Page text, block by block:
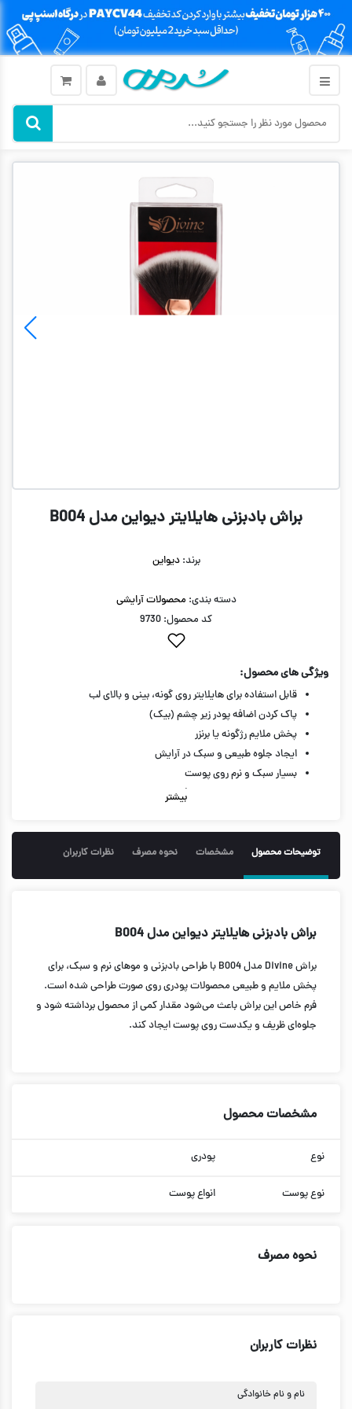
براش بادبزنی هایلایتر دیواین مدل B004
برند:دیواین
دسته بندی: محصولات آرایشی
کد محصول: 9730
ویژگی های محصول:
قابل استفاده برای هایلایتر روی گونه، بینی و بالای لب
پاک کردن اضافه پودر زیر چشم (بیک)
پخش ملایم رژگونه یا برنزر
ایجاد جلوه طبیعی و سبک در آرایش
بسیار سبک و نرم روی پوست
مناسب استفاده روزانه و حرفه‌ای
بیشتر
توضیحات محصول مشخصات نحوه مصرف نظرات کاربران
براش بادبزنی هایلایتر دیواین مدل B004
براش Divine مدل B004 با طراحی بادبزنی و موهای نرم و سبک، برای
پخش ملایم و طبیعی محصولات پودری روی صورت طراحی شده است.
فرم خاص این براش باعث می‌شود مقدار کمی از محصول برداشته شود و
جلوه‌ای ظریف و یکدست روی پوست ایجاد کند.
مشخصات محصول
نوع پودری
نوع پوست انواع پوست
نحوه مصرف
نظرات کاربران
نام و نام خانوادگی